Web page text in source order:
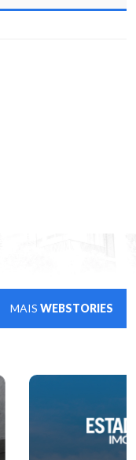
MAIS WEBSTORIES